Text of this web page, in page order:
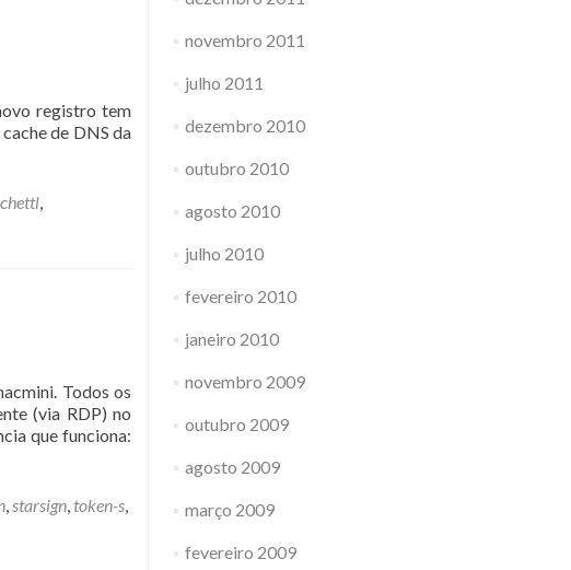
registro tem
de DNS da
,
Todos os
(via RDP) no
que funciona:
,starsign, token-s,
novembro 2011
julho 2011
dezembro 2010
outubro 2010
agosto 2010
julho 2010
fevereiro 2010
janeiro 2010
novembro 2009
outubro 2009
agosto 2009
março 2009
fevereiro 2009